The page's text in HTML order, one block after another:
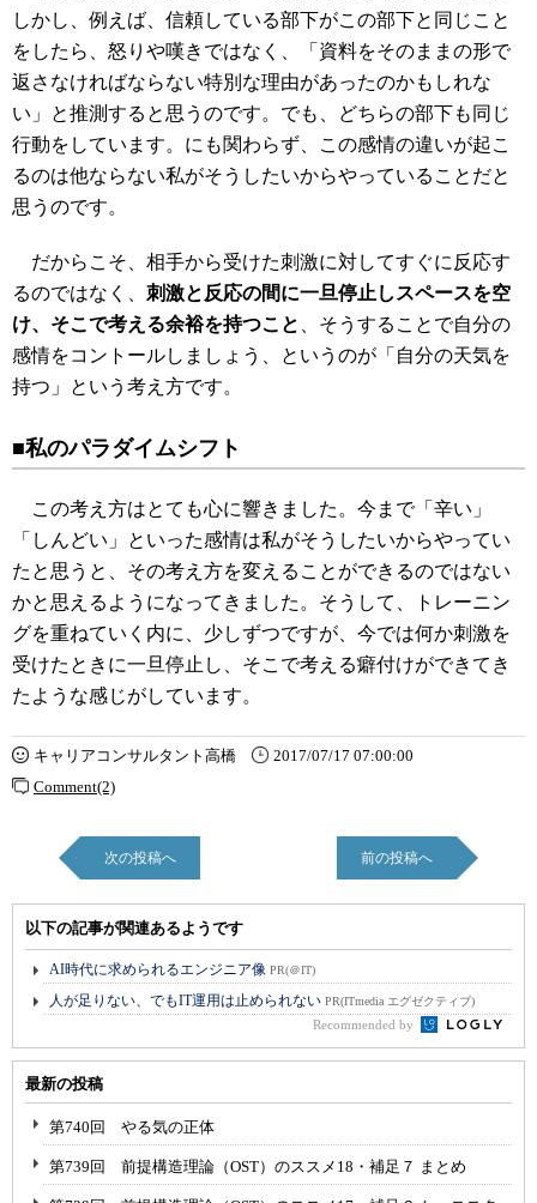
しかし、例えば、信頼している部下がこの部下と同じこと
をしたら、怒りや嘆きではなく、「資料をそのままの形で
返さなければならない特別な理由があったのかもしれな
い」と推測すると思うのです。でも、どちらの部下も同じ
行動をしています。にも関わらず、この感情の違いが起こ
るのは他ならない私がそうしたいからやっていることだと
思うのです。
だからこそ、相手から受けた刺激に対してすぐに反応す
るのではなく、 刺激と反応の間に一旦停止しスペースを空
け、そこで考える余裕を持つこと
、そうすることで自分の
感情をコントールしましょう、というのが「自分の天気を
持つ」という考え方です。
■私のパラダイムシフト
この考え方はとても心に響きました。今まで「辛い」
「しんどい」といった感情は私がそうしたいからやってい
たと思うと、その考え方を変えることができるのではない
かと思えるようになってきました。そうして、トレーニン
グを重ねていく内に、少しずつですが、今では何か刺激を
受けたときに一旦停止し、そこで考える癖付けができてき
たような感じがしています。
キャリアコンサルタント高橋
2017/07/17 07:00:00
Comment(2)
次の投稿へ 前の投稿へ
以下の記事が関連あるようです
AI時代に求められるエンジニア像 PR(＠IT)
人が足りない、でもIT運用は止められない PR(ITmedia エグゼクティブ)
Recommended by
最新の投稿
第740回 やる気の正体
第739回 前提構造理論（OST）のススメ18・補足７ まとめ